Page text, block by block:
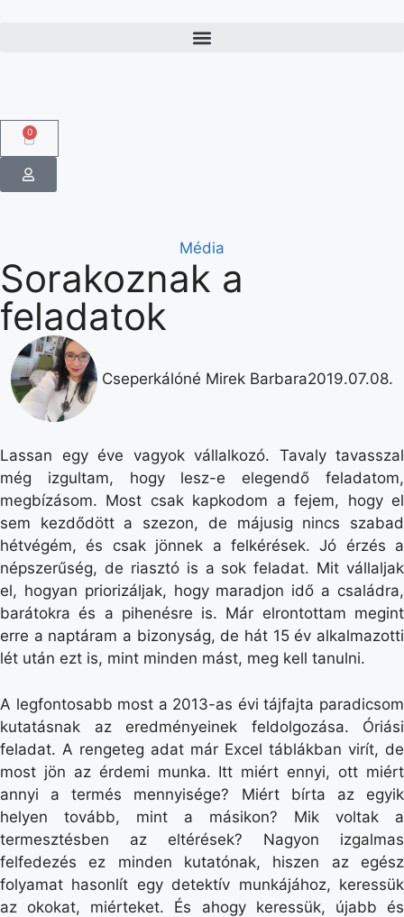
0
Média
Sorakoznak a
feladatok
Cseperkálóné Mirek Barbara2019.07.08.
Lassan egy éve vagyok vállalkozó. Tavaly tavasszal
még izgultam, hogy lesz-e elegendő feladatom,
megbízásom. Most csak kapkodom a fejem, hogy el
sem kezdődött a szezon, de májusig nincs szabad
hétvégém, és csak jönnek a felkérések. Jó érzés a
népszerűség, de riasztó is a sok feladat. Mit vállaljak
el, hogyan priorizáljak, hogy maradjon idő a családra,
barátokra és a pihenésre is. Már elrontottam megint
erre a naptáram a bizonyság, de hát 15 év alkalmazotti
lét után ezt is, mint minden mást, meg kell tanulni.
A legfontosabb most a 2013-as évi tájfajta paradicsom
kutatásnak az eredményeinek feldolgozása. Óriási
feladat. A rengeteg adat már Excel táblákban virít, de
most jön az érdemi munka. Itt miért ennyi, ott miért
annyi a termés mennyisége? Miért bírta az egyik
helyen tovább, mint a másikon? Mik voltak a
termesztésben az eltérések? Nagyon izgalmas
felfedezés ez minden kutatónak, hiszen az egész
folyamat hasonlít egy detektív munkájához, keressük
az okokat, miérteket. És ahogy keressük, újabb és